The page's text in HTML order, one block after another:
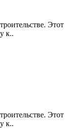
Этот
к..
Этот
к..